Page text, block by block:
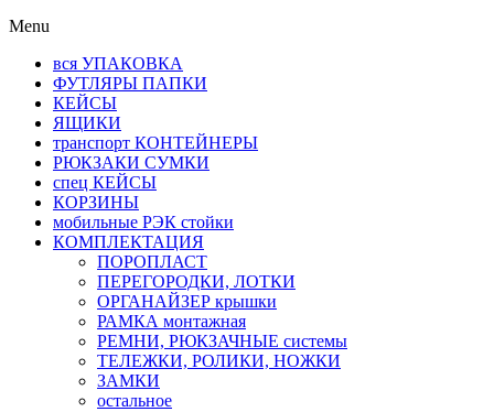
Menu
вся УПАКОВКА
ФУТЛЯРЫ ПАПКИ
КЕЙСЫ
ЯЩИКИ
транспорт КОНТЕЙНЕРЫ
РЮКЗАКИ СУМКИ
спец КЕЙСЫ
КОРЗИНЫ
мобильные РЭК стойки
КОМПЛЕКТАЦИЯ
ПОРОПЛАСТ
ПЕРЕГОРОДКИ, ЛОТКИ
ОРГАНАЙЗЕР крышки
РАМКА монтажная
РЕМНИ, РЮКЗАЧНЫЕ системы
ТЕЛЕЖКИ, РОЛИКИ, НОЖКИ
ЗАМКИ
остальное